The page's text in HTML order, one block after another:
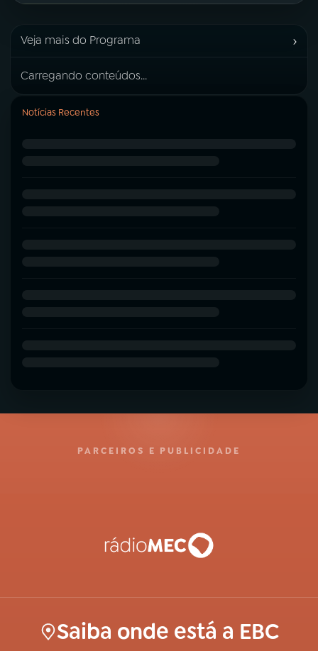
Veja mais do Programa ›
Carregando conteúdos...
Notícias Recentes
PARCEIROS E PUBLICIDADE
Saiba onde está a EBC